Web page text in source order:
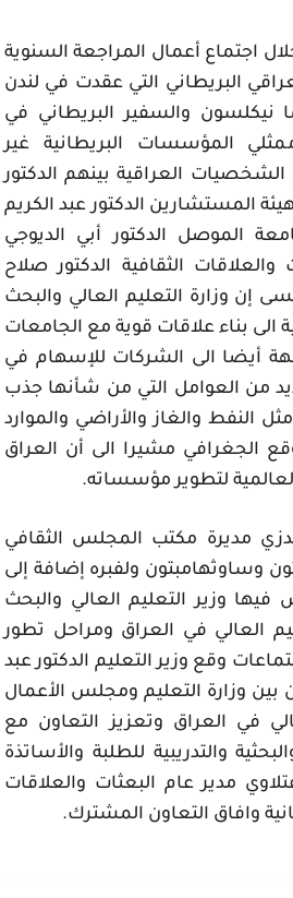
اجتماع أعمال المراجعة السنوية
البريطاني التي عقدت في لندن
نيكلسون والسفير البريطاني في
المؤسسات البريطانية غير
العراقية بينهم الدكتور
المستشارين الدكتور عبد الكريم
الموصل الدكتور أبي الديوجي
والعلاقات الثقافية الدكتور صلاح
إن وزارة التعليم العالي والبحث
الى بناء علاقات قوية مع الجامعات
أيضا الى الشركات للإسهام في
من العوامل التي من شأنها جذب
النفط والغاز والأراضي والموارد
الجغرافي مشيرا الى أن العراق
لتطوير مؤسساته.
مديرة مكتب المجلس الثقافي
وساوثهامبتون ولفبره إضافة إلى
وزير التعليم العالي والبحث
العالي في العراق ومراحل تطور
وقع وزير التعليم الدكتور عبد
بين وزارة التعليم ومجلس الأعمال
في العراق وتعزيز التعاون مع
والتدريبية للطلبة والأساتذة
مدير عام البعثات والعلاقات
وافاق التعاون المشترك.